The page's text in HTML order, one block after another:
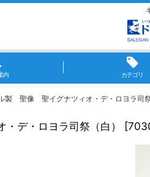
内 カテゴリ
製 聖像 聖イグナツィオ・デ・ロヨラ司祭
デ・ロヨラ司祭（白） [